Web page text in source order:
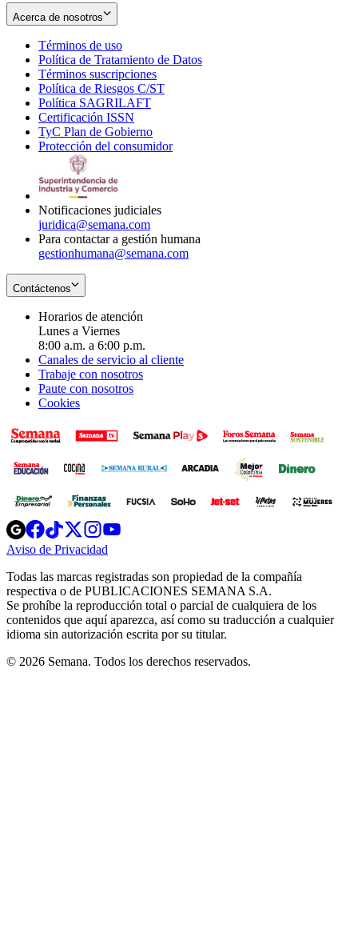
Acerca de nosotros
Términos de uso
in
new
window
Política de Tratamiento de Datos
Términos suscripciones
in
Política de Riesgos C/ST
Política SAGRILAFT
new
window
Certificación ISSN
in
new
TyC Plan de Gobierno
in
Protección del consumidorOpens
Notificaciones judiciales
juridica@semana.com
Para contactar a gestión humana
gestionhumana@semana.com
Contáctenos
Horarios de atención
Lunes a Viernes
8:00 a.m. a 6:00 p.m.
Canales de servicio al cliente
Trabaje con nosotros
Paute con nosotros
Cookies
Opens
in
new
Opens
in
new
Opens
in
new
window
Opens
new
windowwindow
Aviso de Privacidad
new
window
Todas las marcas registradas son propiedad de la compañía
respectiva o de PUBLICACIONES SEMANA S.A.
Se prohíbe la reproducción total o parcial de cualquiera de los
contenidos que aquí aparezca, así como su traducción a cualquier
idioma sin autorización escrita por su titular.
© 2026 Semana. Todos los derechos reservados.